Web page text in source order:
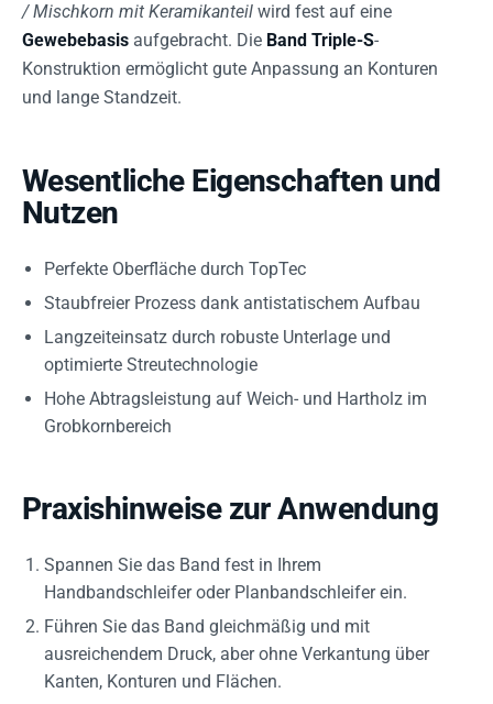
/ Mischkorn mit Keramikanteil wird fest auf eine
Gewebebasis aufgebracht. Die Band Triple-S-
Konstruktion ermöglicht gute Anpassung an Konturen
und lange Standzeit.
Wesentliche Eigenschaften und
Nutzen
Perfekte Oberfläche durch TopTec
Staubfreier Prozess dank antistatischem Aufbau
Langzeiteinsatz durch robuste Unterlage und
optimierte Streutechnologie
Hohe Abtragsleistung auf Weich- und Hartholz im
Grobkornbereich
Praxishinweise zur Anwendung
Spannen Sie das Band fest in Ihrem
Handbandschleifer oder Planbandschleifer ein.
Führen Sie das Band gleichmäßig und mit
ausreichendem Druck, aber ohne Verkantung über
Kanten, Konturen und Flächen.